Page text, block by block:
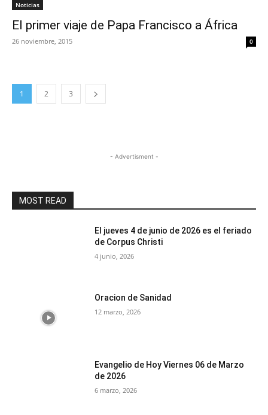
Noticias
El primer viaje de Papa Francisco a África
26 noviembre, 2015 0
1 2 3
- Advertisment -
MOST READ
El jueves 4 de junio de 2026 es el feriado
de Corpus Christi
4 junio, 2026
Oracion de Sanidad
12 marzo, 2026
Evangelio de Hoy Viernes 06 de Marzo
de 2026
6 marzo, 2026